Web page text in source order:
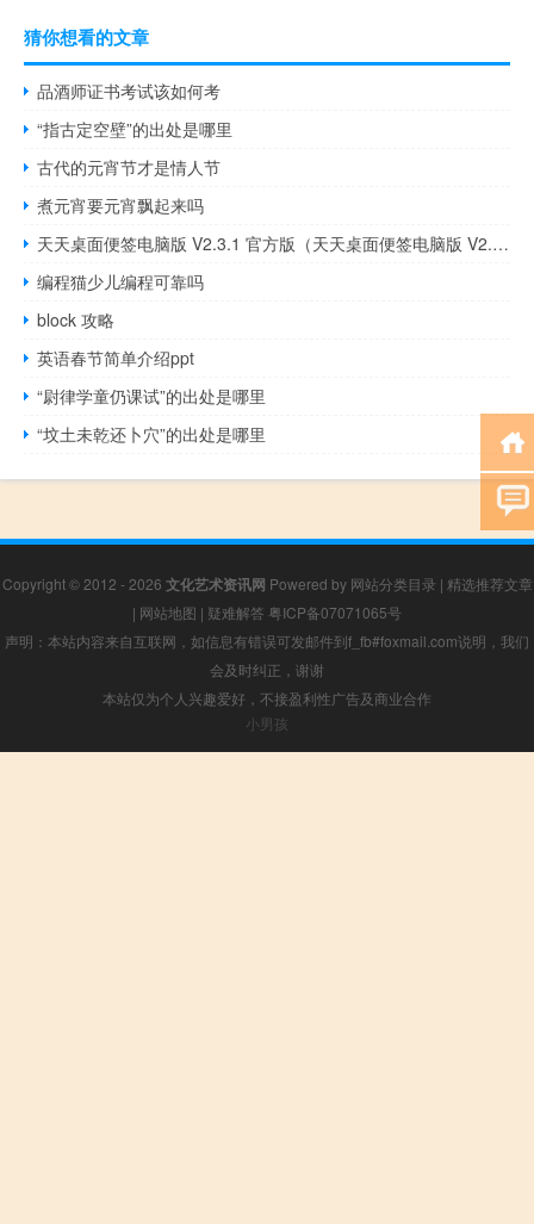
猜你想看的文章
品酒师证书考试该如何考
“指古定空壁”的出处是哪里
古代的元宵节才是情人节
煮元宵要元宵飘起来吗
天天桌面便签电脑版 V2.3.1 官方版（天天桌面便签电脑版 V2.3.1 官方版功能简介）
编程猫少儿编程可靠吗
block 攻略
英语春节简单介绍ppt
“尉律学童仍课试”的出处是哪里
“坟土未乾还卜穴”的出处是哪里
Copyright © 2012 - 2026 文化艺术资讯网 Powered by 网站分类目录 | 精选推荐文章
| 网站地图 | 疑难解答 粤ICP备07071065号
声明：本站内容来自互联网，如信息有错误可发邮件到f_fb#foxmail.com说明，我们
会及时纠正，谢谢
本站仅为个人兴趣爱好，不接盈利性广告及商业合作
小男孩